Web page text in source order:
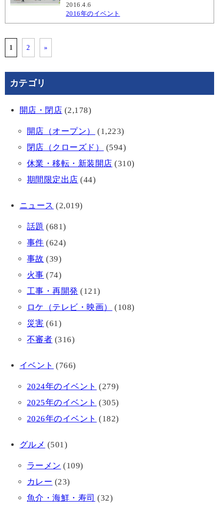
2016.4.6
2016年のイベント
1 2 »
カテゴリ
開店・閉店 (2,178)
開店（オープン）
(1,223)
閉店（クローズド）
(594)
休業・移転・新装開店 (310)
期間限定出店 (44)
ニュース (2,019)
話題 (681)
事件 (624)
事故 (39)
火事 (74)
工事・再開発 (121)
ロケ（テレビ・映画）
(108)
災害 (61)
不審者 (316)
イベント (766)
2024年のイベント (279)
2025年のイベント (305)
2026年のイベント (182)
グルメ (501)
ラーメン (109)
カレー (23)
魚介・海鮮・寿司 (32)